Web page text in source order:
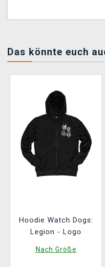
Das könnte euch
Hoodie Watch Dogs:
Legion - Logo
Nach Größe